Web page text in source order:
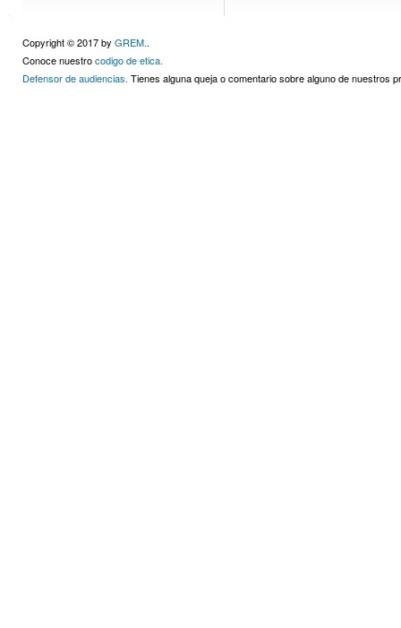
Copyright © 2017 by GREM..
Conoce nuestrocodigo de etica.
Defensor de audiencias. Tienes alguna queja o comentario sobre alguno de nuestros